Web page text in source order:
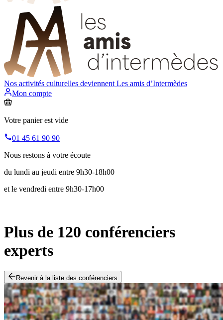
Nos activités culturelles deviennent Les amis d’Intermèdes
Mon compte
Votre panier est vide
01 45 61 90 90
Nous restons à votre écoute
du lundi au jeudi entre 9h30-18h00
et le vendredi entre 9h30-17h00
Plus de 120 conférenciers
experts
Revenir à la liste des conférenciers